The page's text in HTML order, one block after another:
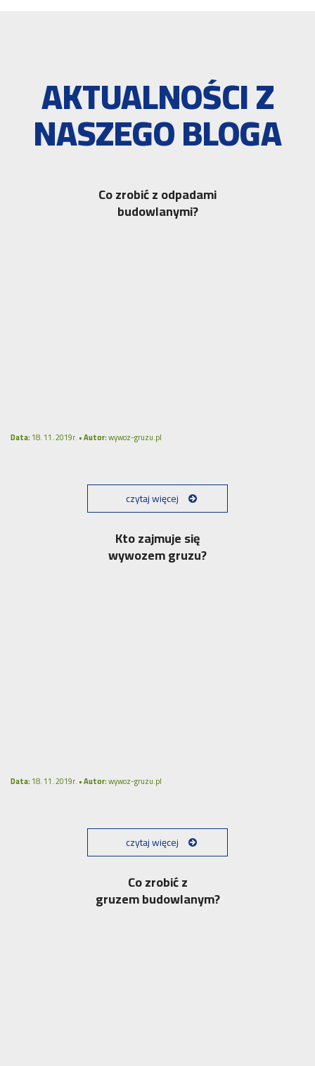
AKTUALNOŚCI Z
NASZEGO BLOGA
Co zrobić z odpadami
budowlanymi?
Data:18. 11. 2019r. •Autor:wywoz-gruzu.pl
czytaj więcej
Kto zajmuje się
wywozem gruzu?
Data:18. 11. 2019r. •Autor:wywoz-gruzu.pl
czytaj więcej
Co zrobić z
gruzem budowlanym?